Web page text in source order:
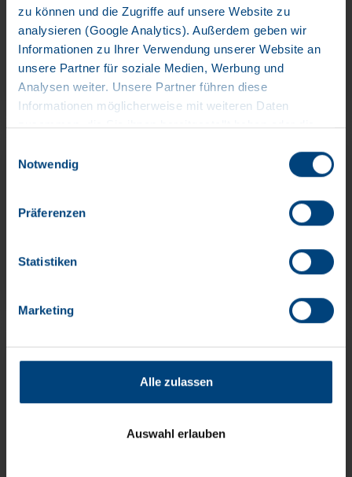
zu können und die Zugriffe auf unsere Website zu
analysieren (Google Analytics). Außerdem geben wir
Informationen zu Ihrer Verwendung unserer Website an
unsere Partner für soziale Medien, Werbung und
Analysen weiter. Unsere Partner führen diese
Informationen möglicherweise mit weiteren Daten
zusammen, die Sie ihnen bereitgestellt haben oder die
haben. Wir setzen im Rahmen des Trackings auch
abweichenden Datenschutzbestimmungen ein, wodurch
das Risiko von behördlichen Zugriffen bzw. von
Datenschutzerklärung
Notwendig
Präferenzen
Statistiken
Marketing
Alle zulassen
Auswahl erlauben
Mehr erfahren
MISSION RECORD RUN VIDEOREIHE
ETRC PODCAST